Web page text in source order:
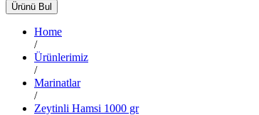
Ürünü Bul
Home
/
Ürünlerimiz
/
Marinatlar
/
Zeytinli Hamsi 1000 gr